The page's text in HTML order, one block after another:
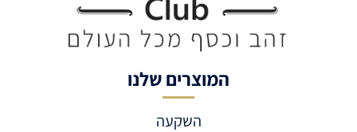
המוצרים שלנו
השקעה